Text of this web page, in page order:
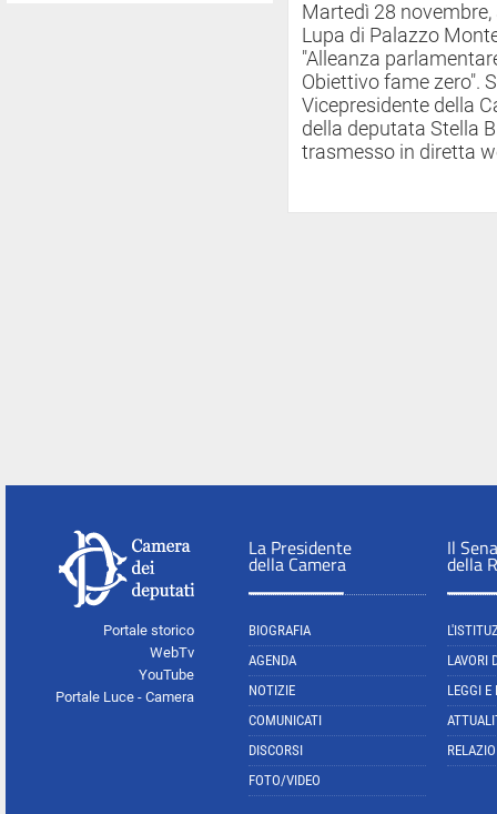
Martedì 28 novembre,
Lupa di Palazzo
"Alleanza
Obiettivo fame zero".
Vicepresidente della
della deputata Stella
trasmesso in diretta
Portale storico
WebTv
YouTube
Portale Luce - Camera
La Presidente
della Camera
BIOGRAFIA
AGENDA
NOTIZIE
COMUNICATI
DISCORSI
FOTO/VIDEO
Il
della
LAVORI
LEGGI E